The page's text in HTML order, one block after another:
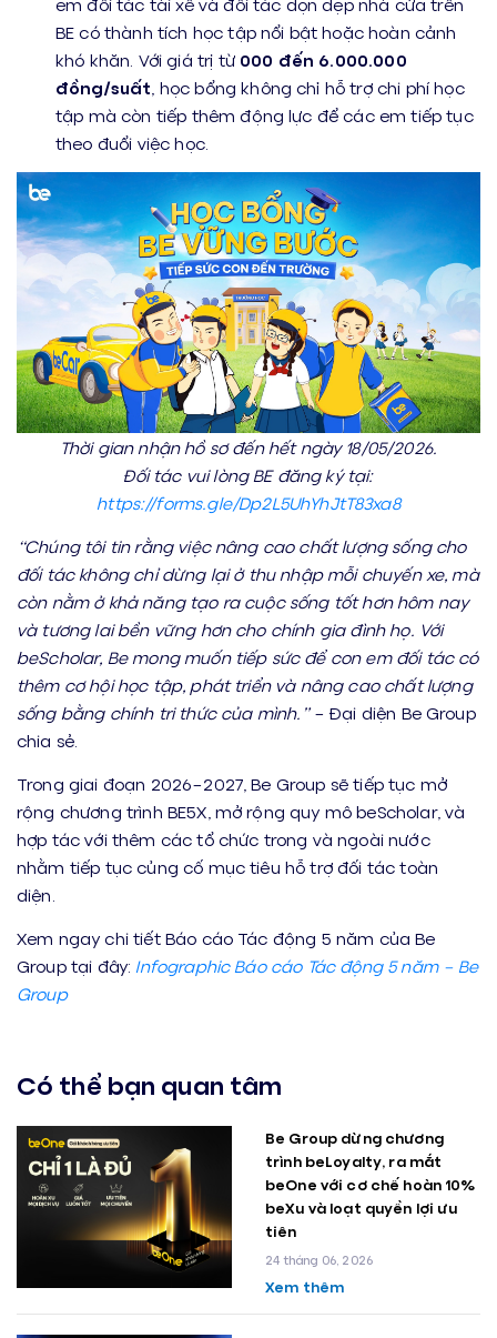
BE có thành tích học tập nổi bật hoặc hoàn cảnh
khó khăn. Với giá trị từ 000 đến 6.000.000
đồng/suất , học bổng không chỉ hỗ trợ chi phí học
tập mà còn tiếp thêm động lực để các em tiếp tục
theo đuổi việc học.
Thời gian nhận hồ sơ đến hết ngày 18/05/2026.
Đối tácvui lòngBE đăng ký tại:
https://forms.gle/Dp2L5UhYhJtT83xa8
“Chúng tôi tin rằng việc nâng cao chất lượng sống cho
đối tác không chỉ dừng lại ở thu nhập mỗi chuyến xe, mà
còn nằm ở khả năng tạo ra cuộc sống tốt hơn hôm nay
và tương lai bềnvững hơn cho chính gia đình họ. Với
beScholar, Be mong muốn tiếp sức để con emđối tác có
thêm cơ hội học tập, phát triển và nângcao chất lượng
sống bằng chính tri thức của mình.”– Đại diện Be Group
chia sẻ.
Trong giai đoạn 2026–2027, Be Group sẽ tiếp tục mở
rộng chương trình BE5X, mở rộng quy mô beScholar, và
hợp tác với thêm các tổ chức trong và ngoài nước
nhằm tiếp tục củng cố mục tiêu hỗ trợ đối tác toàn
diện.
Xem ngay chi tiết Báo cáo Tác động 5 năm của Be
Group tại đây: Infographic Báo cáo Tác động 5 năm – Be
Group
Có thể bạn quan tâm
Be Group dừng chương
trình beLoyalty, ra mắt
beOne với cơ chế hoàn 10%
beXu và loạt quyền lợi ưu
tiên
24 tháng 06, 2026
Xem thêm